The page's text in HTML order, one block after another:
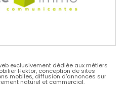
exclusivement dédiée aux métiers
Hektor, conception de sites
mobiles, diffusion d'annonces sur
naturel et commercial.